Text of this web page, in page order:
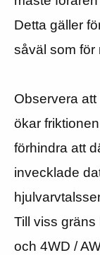
Detta gäller
såväl som för
Observera
ökar
förhindra att
invecklade
Till viss
och 4WD /